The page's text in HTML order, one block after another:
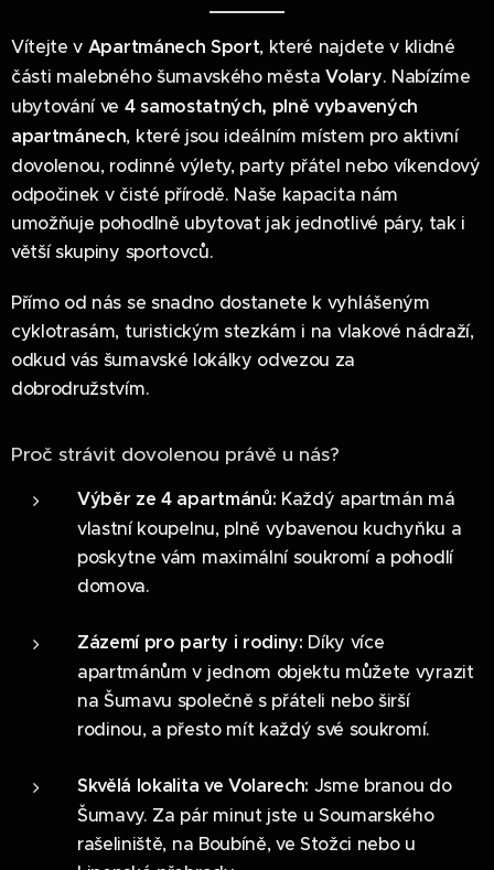
Vítejte v Apartmánech Sport, které najdete v klidné
části malebného šumavského městaVolary. Nabízíme
ubytování ve 4 samostatných, plně vybavených
apartmánech, které jsou ideálním místem pro aktivní
dovolenou, rodinné výlety, party přátel nebo víkendový
odpočinek v čisté přírodě. Naše kapacita nám
umožňuje pohodlně ubytovat jak jednotlivé páry, tak i
větší skupiny sportovců.
Přímo od nás se snadno dostanete k vyhlášeným
cyklotrasám, turistickým stezkám i na vlakové nádraží,
odkud vás šumavské lokálky odvezou za
dobrodružstvím.
Proč strávit dovolenou právě u nás?
Výběr ze 4 apartmánů: Každý apartmán má
vlastní koupelnu, plně vybavenou kuchyňku a
poskytne vám maximální soukromí a pohodlí
domova.
Zázemí pro party i rodiny: Díky více
apartmánům v jednom objektu můžete vyrazit
na Šumavu společně s přáteli nebo širší
rodinou, a přesto mít každý své soukromí.
Skvělá lokalita ve Volarech: Jsme branou do
Šumavy. Za pár minut jste u Soumarského
rašeliniště, na Boubíně, ve Stožci nebo u